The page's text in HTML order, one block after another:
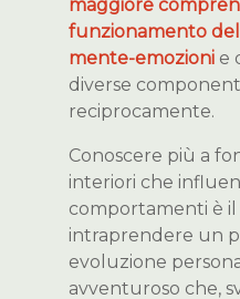
maggiore
funzionamento
mente-emozioni e
diverse
reciprocamente.
Conoscere più a
interiori che
comportamenti è il
intraprendere un
evoluzione
avventuroso che,